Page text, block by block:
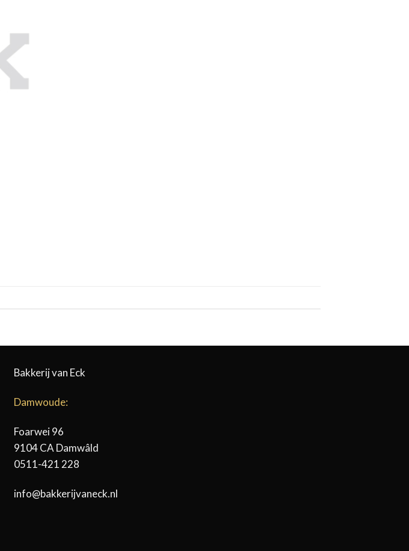
Bakkerij van Eck
Damwoude:
Foarwei 96
9104 CA Damwâld
0511-421 228
info@bakkerijvaneck.nl